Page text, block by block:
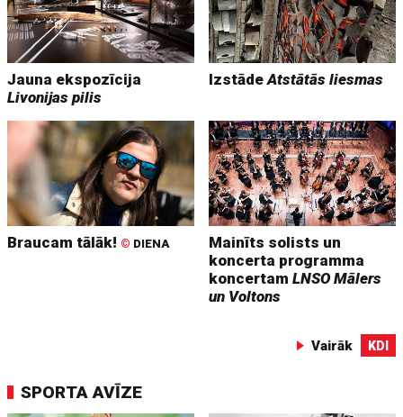
Jauna ekspozīcija
Livonijas pilis
IzstādeAtstātās liesmas
Braucam tālāk! © DIENA
Mainīts solists un
koncerta programma
koncertamLNSO Mālers
un Voltons
Vairāk KDI
SPORTA AVĪZE